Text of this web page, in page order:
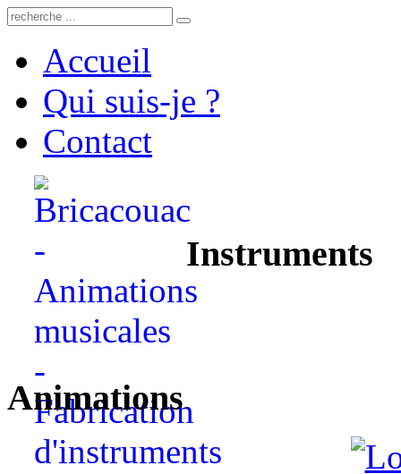
Accueil
Qui suis-je ?
Contact
Instruments
Animations